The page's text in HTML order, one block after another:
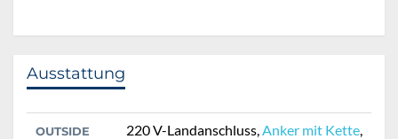
Ausstattung
OUTSIDE 220 V-Landanschluss, Anker mit Kette